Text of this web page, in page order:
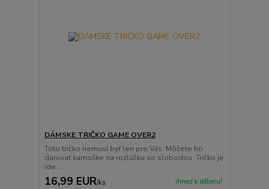
DÁMSKE TRIČKO GAME OVER2
Toto tričko nemusí byť len pre Vás. Môžete ho
darovať kamoške na rozlúčku so slobodou. Tričko je
ide...
16,99 EUR/ks ihneď k odberu!